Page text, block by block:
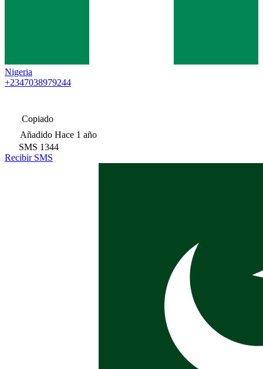
Nigeria
+2347038979244
Copiado
Añadido Hace 1 año
SMS 1344
Recibir SMS